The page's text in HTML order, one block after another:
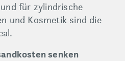
für zylindrische
und Kosmetik sind die
senken